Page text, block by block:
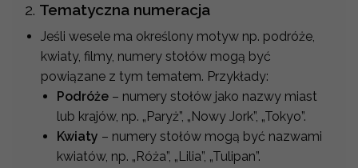
2. Tematyczna numeracja
Jeśli wesele ma określony motyw np. podróże,
kwiaty, filmy, numery stołów mogą być
powiązane z tym tematem. Przykłady:
Podróże – numery stołów jako nazwy miast
lub krajów, np. „Paryż”, „Nowy Jork”, „Tokyo”.
Kwiaty – numery stołów mogą być nazwami
kwiatów, np. „Róża”, „Lilia”, „Tulipan”.